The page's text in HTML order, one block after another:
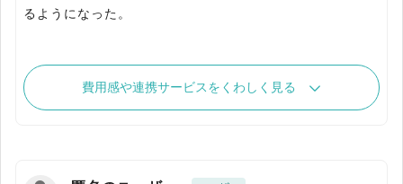
るようになった。
費用感や連携サービスをくわしく見る